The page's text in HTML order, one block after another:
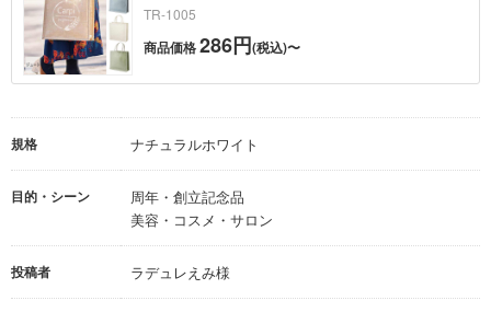
TR-1005
商品価格286円(税込)〜
規格 ナチュラルホワイト
目的・シーン
周年・創立記念品
美容・コスメ・サロン
投稿者 ラデュレえみ様